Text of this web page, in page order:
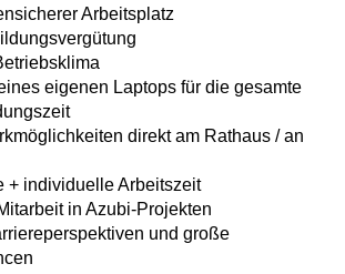
Arbeitsplatz
eigenen Laptops für die gesamte
direkt am Rathaus / an
+ individuelle Arbeitszeit
in Azubi-Projekten
und große